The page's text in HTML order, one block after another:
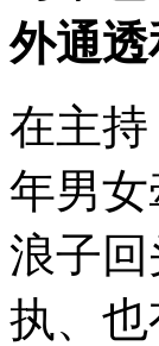
外通透
在主
年男
浪子
执、